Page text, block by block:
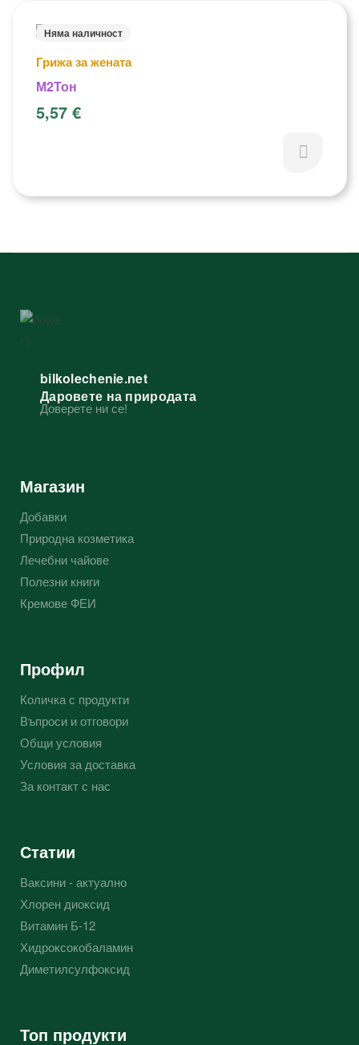
Няма наличност
Грижа за жената
М2Тон
5,57 €
Магазин
Добавки
Природна козметика
Лечебни чайове
Полезни книги
Кремове ФЕИ
Профил
Количка с продукти
Въпроси и отговори
Общи условия
Условия за доставка
За контакт с нас
Статии
Ваксини - актуално
Хлорен диоксид
Витамин Б-12
Хидроксокобаламин
Диметилсулфоксид
Топ продукти
bilkolechenie.net
Даровете на природата
Доверете ни се!